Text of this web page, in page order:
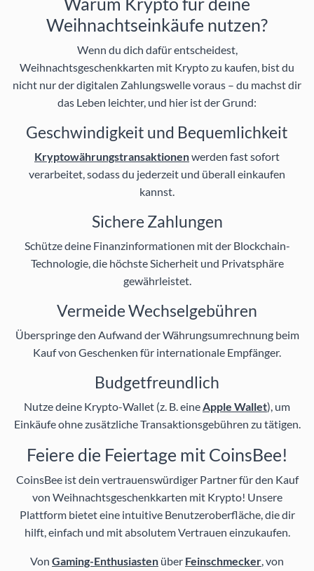
Weihnachtseinkäufe nutzen?
Wenn du dich dafür entscheidest,
Weihnachtsgeschenkkarten mit Krypto zu kaufen, bist du
nicht nur der digitalen Zahlungswelle voraus – du machst dir
das Leben leichter, und hier ist der Grund:
Geschwindigkeit und Bequemlichkeit
Kryptowährungstransaktionenwerden fast sofort
verarbeitet, sodass du jederzeit und überall einkaufen
kannst.
Sichere Zahlungen
Schütze deine Finanzinformationen mit der Blockchain-
Technologie, die höchste Sicherheit und Privatsphäre
gewährleistet.
Vermeide Wechselgebühren
Überspringe den Aufwand der Währungsumrechnung beim
Kauf von Geschenken für internationale Empfänger.
Budgetfreundlich
Nutze deine Krypto-Wallet (z. B. eineApple Wallet), um
Einkäufe ohne zusätzliche Transaktionsgebühren zu tätigen.
Feiere die Feiertage mit CoinsBee!
CoinsBee ist dein vertrauenswürdiger Partner für den Kauf
von Weihnachtsgeschenkkarten mit Krypto! Unsere
Plattform bietet eine intuitive Benutzeroberfläche, die dir
hilft, einfach und mit absolutem Vertrauen einzukaufen.
Von Gaming-Enthusiasten über Feinschmecker, von